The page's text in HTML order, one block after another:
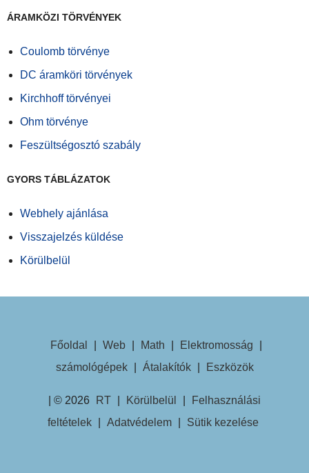
ÁRAMKÖZI TÖRVÉNYEK
Coulomb törvénye
DC áramköri törvények
Kirchhoff törvényei
Ohm törvénye
Feszültségosztó szabály
GYORS TÁBLÁZATOK
Webhely ajánlása
Visszajelzés küldése
Körülbelül
Főoldal Web Math Elektromosság
számológépek
Átalakítók Eszközök
| © 2026 RT Körülbelül
Felhasználási
feltételek
Adatvédelem Sütik kezelése